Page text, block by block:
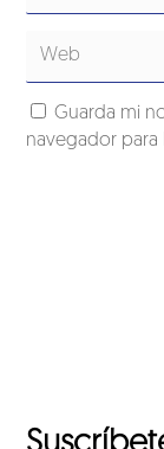
Guarda mi
navegador para